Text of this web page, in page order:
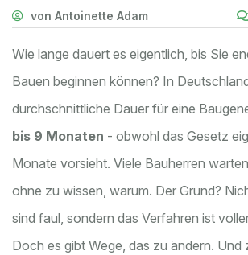
von Antoinette Adam
Wie lange dauert es eigentlich, bis Sie
Bauen beginnen können? In
durchschnittliche Dauer für eine
bis 9 Monaten - obwohl das Gesetz
Monate vorsieht. Viele Bauherren
ohne zu wissen, warum. Der Grund?
sind faul, sondern das Verfahren ist
Doch es gibt Wege, das zu ändern. Und